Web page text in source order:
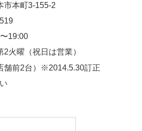
市本町3-155-2
19:00
火曜（祝日は営業）
舗前2台）※2014.5.30訂正